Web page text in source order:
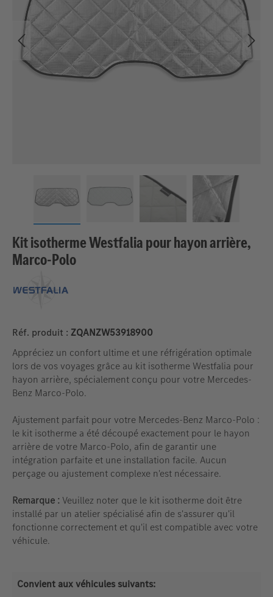
Kit isotherme Westfalia pour hayon arrière,
Marco-Polo
Réf. produit : ZQANZW53918900
Appréciez un confort ultime et une réfrigération optimale
lors de vos voyages grâce au kit isotherme Westfalia pour
hayon arrière, spécialement conçu pour votre Mercedes-
Benz Marco-Polo.
Ajustement parfait pour votre Mercedes-Benz Marco-Polo :
le kit isotherme a été découpé exactement pour le hayon
arrière de votre Marco-Polo, afin de garantir une
intégration parfaite et une installation facile. Aucun
perçage ou ajustement complexe n'est nécessaire.
Remarque : Veuillez noter que le kit isotherme doit être
installé par un atelier spécialisé afin de s'assurer qu'il
fonctionne correctement et qu'il est compatible avec votre
véhicule.
Convient aux véhicules suivants: